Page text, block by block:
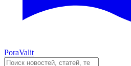
PoraValit